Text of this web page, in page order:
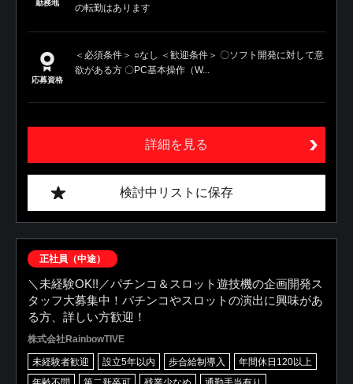
勤務地
の転勤はあります
応募資格
＜必須条件＞ ○なし ＜歓迎条件＞ 〇ソフト開発に対して意
欲がある方 〇PC基本操作（W...
詳細を見る
検討中リストに保存
正社員（中途）
＼未経験OK!!／パチンコ＆スロット遊技機の企画開発ス
タッフ大募集中！パチンコやスロットの演出に興味があ
る方、詳しい方歓迎！
株式会社RainbowTIVE
未経験者歓迎 設立5年以内 歩合給制導入
年間休日120以上